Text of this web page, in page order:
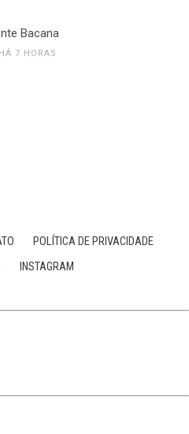
Bacana
HÁ 7 HORAS
POLÍTICA DE PRIVACIDADE
INSTAGRAM